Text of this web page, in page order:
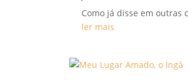
Como já disse em outras
ler mais